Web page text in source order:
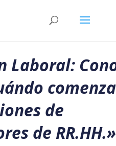
Laboral:
de
de RR.HH.»